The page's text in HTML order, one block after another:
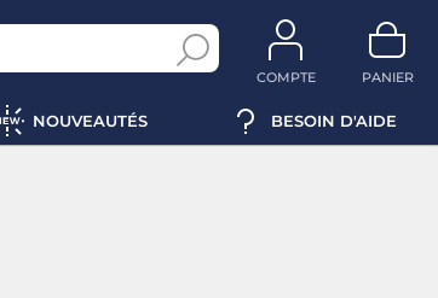
COMPTE PANIER
NOUVEAUTÉS BESOIN D'AIDE